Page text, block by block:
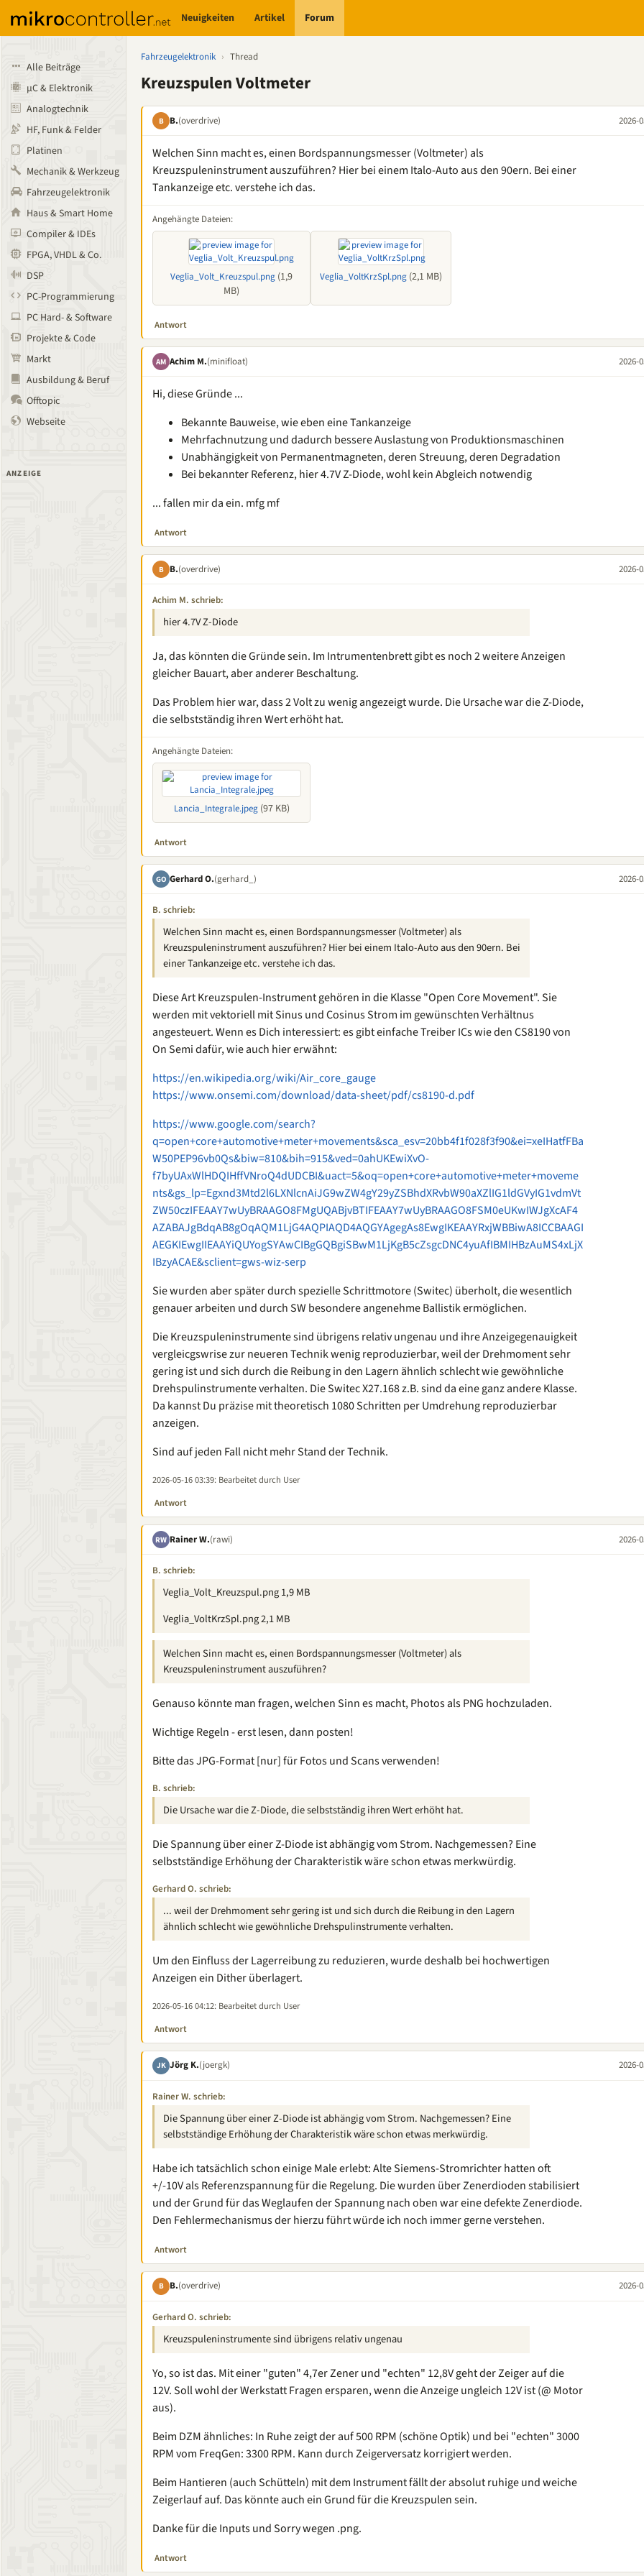
Neuigkeiten Artikel Forum
Alle Beiträge
µC & Elektronik
Analogtechnik
HF, Funk & Felder
Platinen
Mechanik & Werkzeug
Fahrzeugelektronik
Haus & Smart Home
Compiler & IDEs
FPGA, VHDL & Co.
DSP
PC-Programmierung
PC Hard- & Software
Projekte & Code
Markt
Ausbildung & Beruf
Offtopic
Webseite
ANZEIGE
Fahrzeugelektronik › Thread
Kreuzspulen Voltmeter
B B.(overdrive) 2026-
Welchen Sinn macht es, einen Bordspannungsmesser (Voltmeter) als
Kreuzspuleninstrument auszuführen? Hier bei einem Italo-Auto aus den 90ern. Bei einer
Tankanzeige etc. verstehe ich das.
Angehängte Dateien:
Veglia_Volt_Kreuzspul.png (1,9
MB)
Veglia_VoltKrzSpl.png (2,1 MB)
Antwort
AM Achim M.(minifloat) 2026-
Hi, diese Gründe ...
Bekannte Bauweise, wie eben eine Tankanzeige
Mehrfachnutzung und dadurch bessere Auslastung von Produktionsmaschinen
Unabhängigkeit von Permanentmagneten, deren Streuung, deren Degradation
Bei bekannter Referenz, hier 4.7V Z-Diode, wohl kein Abgleich notwendig
... fallen mir da ein. mfg mf
Antwort
B B.(overdrive) 2026-
Achim M. schrieb:
hier 4.7V Z-Diode
Ja, das könnten die Gründe sein. Im Intrumentenbrett gibt es noch 2 weitere Anzeigen
gleicher Bauart, aber anderer Beschaltung.
Das Problem hier war, dass 2 Volt zu wenig angezeigt wurde. Die Ursache war die Z-Diode,
die selbstständig ihren Wert erhöht hat.
Angehängte Dateien:
Lancia_Integrale.jpeg(97 KB)
Antwort
GO Gerhard O.(gerhard_) 2026-
B. schrieb:
Welchen Sinn macht es, einen Bordspannungsmesser (Voltmeter) als
Kreuzspuleninstrument auszuführen? Hier bei einem Italo-Auto aus den 90ern. Bei
einer Tankanzeige etc. verstehe ich das.
Diese Art Kreuzspulen-Instrument gehören in die Klasse "Open Core Movement". Sie
werden mit vektoriell mit Sinus und Cosinus Strom im gewünschten Verhältnus
angesteuert. Wenn es Dich interessiert: es gibt einfache Treiber ICs wie den CS8190 von
On Semi dafür, wie auch hier erwähnt:
https://en.wikipedia.org/wiki/Air_core_gauge
https://www.onsemi.com/download/data-sheet/pdf/cs8190-d.pdf
https://www.google.com/search?
q=open+core+automotive+meter+movements&sca_esv=20bb4f1f028f3f90&ei=xeIHatfFBa
W50PEP96vb0Qs&biw=810&bih=915&ved=0ahUKEwiXvO-
f7byUAxWlHDQIHffVNroQ4dUDCBI&uact=5&oq=open+core+automotive+meter+moveme
nts&gs_lp=Egxnd3Mtd2l6LXNlcnAiJG9wZW4gY29yZSBhdXRvbW90aXZlIG1ldGVyIG1vdmVt
ZW50czIFEAAY7wUyBRAAGO8FMgUQABjvBTIFEAAY7wUyBRAAGO8FSM0eUKwIWJgXcAF4
AZABAJgBdqAB8gOqAQM1LjG4AQPIAQD4AQGYAgegAs8EwgIKEAAYRxjWBBiwA8ICCBAAGI
AEGKIEwgIIEAAYiQUYogSYAwCIBgGQBgiSBwM1LjKgB5cZsgcDNC4yuAfIBMIHBzAuMS4xLjX
IBzyACAE&sclient=gws-wiz-serp
Sie wurden aber später durch spezielle Schrittmotore (Switec) überholt, die wesentlich
genauer arbeiten und durch SW besondere angenehme Ballistik ermöglichen.
Die Kreuzspuleninstrumente sind übrigens relativ ungenau und ihre Anzeigegenauigkeit
vergleicgswrise zur neueren Technik wenig reproduzierbar, weil der Drehmoment sehr
gering ist und sich durch die Reibung in den Lagern ähnlich schlecht wie gewöhnliche
Drehspulinstrumente verhalten. Die Switec X27.168 z.B. sind da eine ganz andere Klasse.
Da kannst Du präzise mit theoretisch 1080 Schritten per Umdrehung reproduzierbar
anzeigen.
Sind auf jeden Fall nicht mehr Stand der Technik.
2026-05-16 03:39: Bearbeitet durch User
Antwort
RW Rainer W.(rawi) 2026-
B. schrieb:
Veglia_Volt_Kreuzspul.png 1,9 MB
Veglia_VoltKrzSpl.png 2,1 MB
Welchen Sinn macht es, einen Bordspannungsmesser (Voltmeter) als
Kreuzspuleninstrument auszuführen?
Genauso könnte man fragen, welchen Sinn es macht, Photos als PNG hochzuladen.
Wichtige Regeln - erst lesen, dann posten!
Bitte das JPG-Format [nur] für Fotos und Scans verwenden!
B. schrieb:
Die Ursache war die Z-Diode, die selbstständig ihren Wert erhöht hat.
Die Spannung über einer Z-Diode ist abhängig vom Strom. Nachgemessen? Eine
selbstständige Erhöhung der Charakteristik wäre schon etwas merkwürdig.
Gerhard O. schrieb:
... weil der Drehmoment sehr gering ist und sich durch die Reibung in den Lagern
ähnlich schlecht wie gewöhnliche Drehspulinstrumente verhalten.
Um den Einfluss der Lagerreibung zu reduzieren, wurde deshalb bei hochwertigen
Anzeigen ein Dither überlagert.
2026-05-16 04:12: Bearbeitet durch User
Antwort
JK Jörg K.(joergk) 2026-
Rainer W. schrieb:
Die Spannung über einer Z-Diode ist abhängig vom Strom. Nachgemessen? Eine
selbstständige Erhöhung der Charakteristik wäre schon etwas merkwürdig.
Habe ich tatsächlich schon einige Male erlebt: Alte Siemens-Stromrichter hatten oft
+/-10V als Referenzspannung für die Regelung. Die wurden über Zenerdioden stabilisiert
und der Grund für das Weglaufen der Spannung nach oben war eine defekte Zenerdiode.
Den Fehlermechanismus der hierzu führt würde ich noch immer gerne verstehen.
Antwort
B B.(overdrive) 2026-
Gerhard O. schrieb:
Kreuzspuleninstrumente sind übrigens relativ ungenau
Yo, so ist das. Mit einer "guten" 4,7er Zener und "echten" 12,8V geht der Zeiger auf die
12V. Soll wohl der Werkstatt Fragen ersparen, wenn die Anzeige ungleich 12V ist (@ Motor
aus).
Beim DZM ähnliches: In Ruhe zeigt der auf 500 RPM (schöne Optik) und bei "echten" 3000
RPM vom FreqGen: 3300 RPM. Kann durch Zeigerversatz korrigiert werden.
Beim Hantieren (auch Schütteln) mit dem Instrument fällt der absolut ruhige und weiche
Zeigerlauf auf. Das könnte auch ein Grund für die Kreuzspulen sein.
Danke für die Inputs und Sorry wegen .png.
Antwort